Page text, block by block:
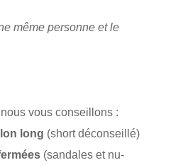
même personne et le
vous conseillons :
long (short déconseillé)
(sandales et nu-